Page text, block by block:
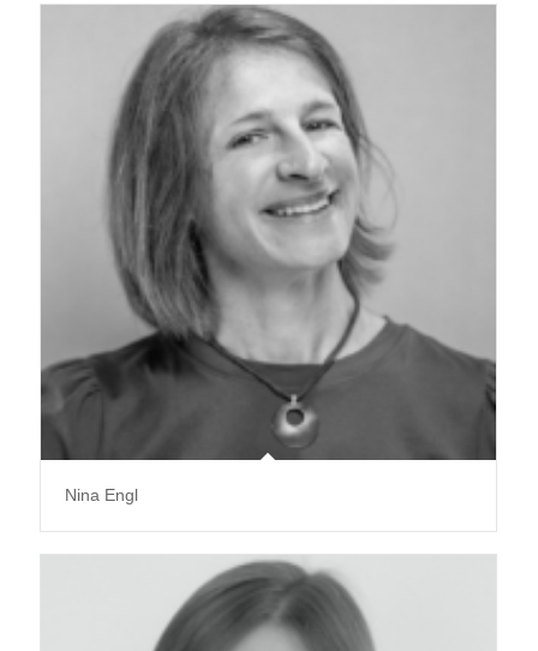
Nina Engl